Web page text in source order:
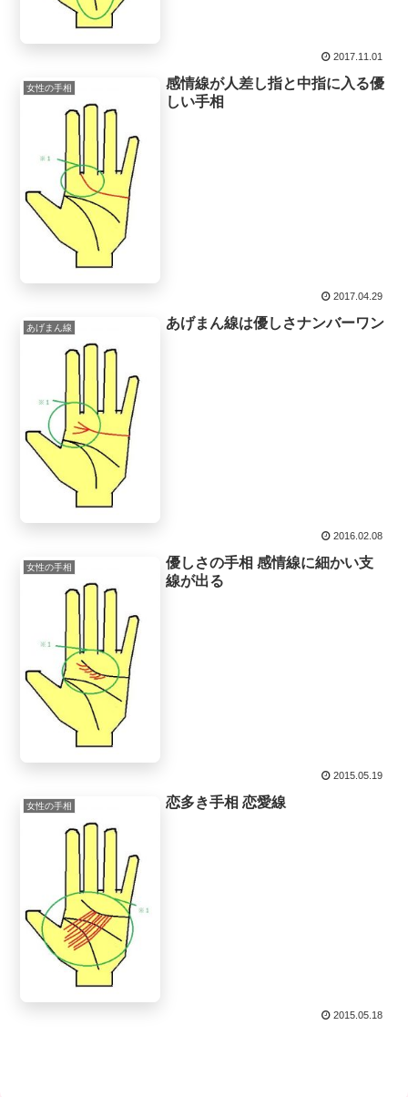
2017.11.01
女性の手相
感情線が人差し指と中指に入る優
しい手相
2017.04.29
あげまん線 あげまん線は優しさナンバーワン
2016.02.08
女性の手相
優しさの手相 感情線に細かい支
線が出る
2015.05.19
女性の手相 恋多き手相 恋愛線
2015.05.18